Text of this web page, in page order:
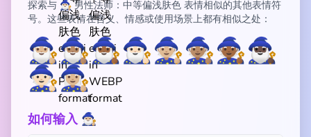
探索与 🧙🏼‍♂️ 男性法师：中等偏浅肤色 表情相似的其他表情符
号。这些表情在含义、情感或使用场景上都有相似之处：
🧙🏼‍♂️🧙🏽‍♂️🧙🏾‍♂️🧙🏻‍♂️🧙🏼🧙🏽🧙🏾🧙🏿‍♂️
🧙🏻🧙🏼‍♀️
如何输入 🧙🏼‍♂️